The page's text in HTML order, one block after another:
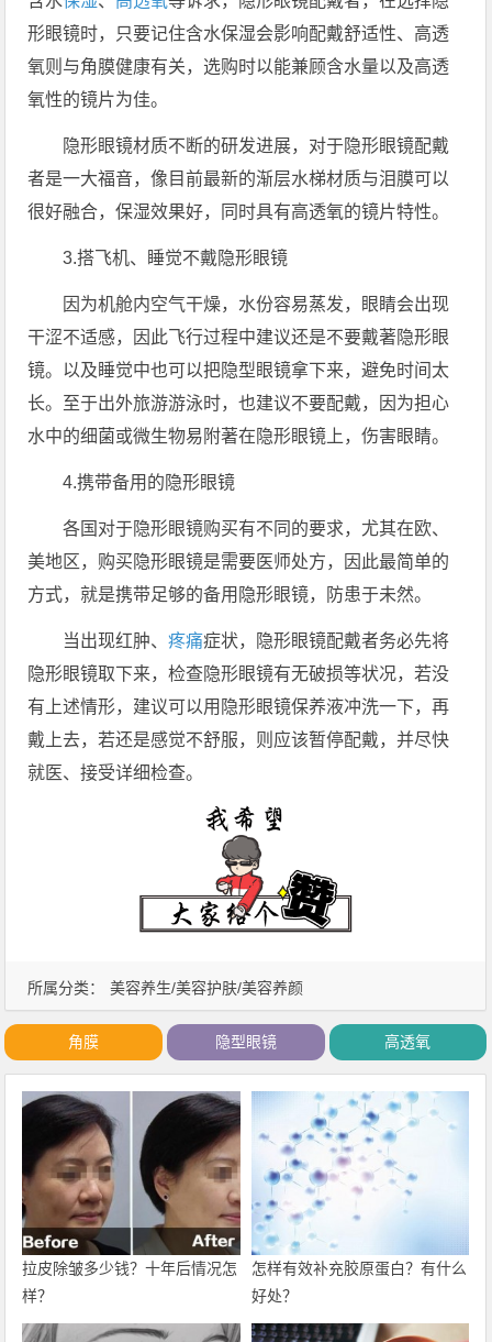
所属分类： 美容养生/美容护肤/美容养颜
形眼镜时，只要记住含水保湿会影响配戴舒适性、高透
氧则与角膜健康有关，选购时以能兼顾含水量以及高透
氧性的镜片为佳。
隐形眼镜材质不断的研发进展，对于隐形眼镜配戴
者是一大福音，像目前最新的渐层水梯材质与泪膜可以
很好融合，保湿效果好，同时具有高透氧的镜片特性。
3.搭飞机、睡觉不戴隐形眼镜
因为机舱内空气干燥，水份容易蒸发，眼睛会出现
干涩不适感，因此飞行过程中建议还是不要戴著隐形眼
镜。以及睡觉中也可以把隐型眼镜拿下来，避免时间太
长。至于出外旅游游泳时，也建议不要配戴，因为担心
水中的细菌或微生物易附著在隐形眼镜上，伤害眼睛。
4.携带备用的隐形眼镜
各国对于隐形眼镜购买有不同的要求，尤其在欧、
美地区，购买隐形眼镜是需要医师处方，因此最简单的
方式，就是携带足够的备用隐形眼镜，防患于未然。
当出现红肿、疼痛症状，隐形眼镜配戴者务必先将
隐形眼镜取下来，检查隐形眼镜有无破损等状况，若没
有上述情形，建议可以用隐形眼镜保养液冲洗一下，再
戴上去，若还是感觉不舒服，则应该暂停配戴，并尽快
就医、接受详细检查。
角膜 隐型眼镜 高透氧
拉皮除皱多少钱？十年后情况怎
样？
怎样有效补充胶原蛋白？有什么
好处？